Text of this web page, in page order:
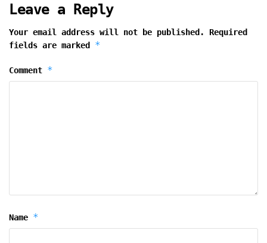
Leave a Reply
Your email address will not be published.
Required
fields are marked *
Comment *
Name *